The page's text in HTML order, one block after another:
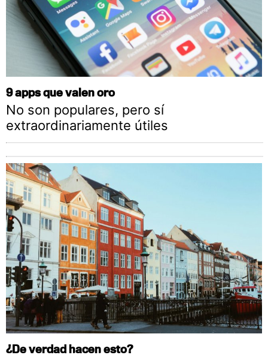
9 apps que valen oro
No son populares, pero sí
extraordinariamente útiles
¿De verdad hacen esto?